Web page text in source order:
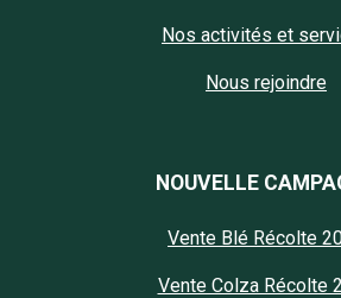
Nos activités et
Nous rejoindre
NOUVELLE
Vente Blé Récolte
Vente Colza Récolte